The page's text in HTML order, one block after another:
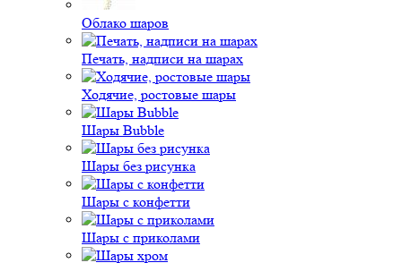
Облако шаров
Печать, надписи на шарах
Ходячие, ростовые шары
Шары Bubble
Шары без рисунка
Шары с конфетти
Шары с приколами